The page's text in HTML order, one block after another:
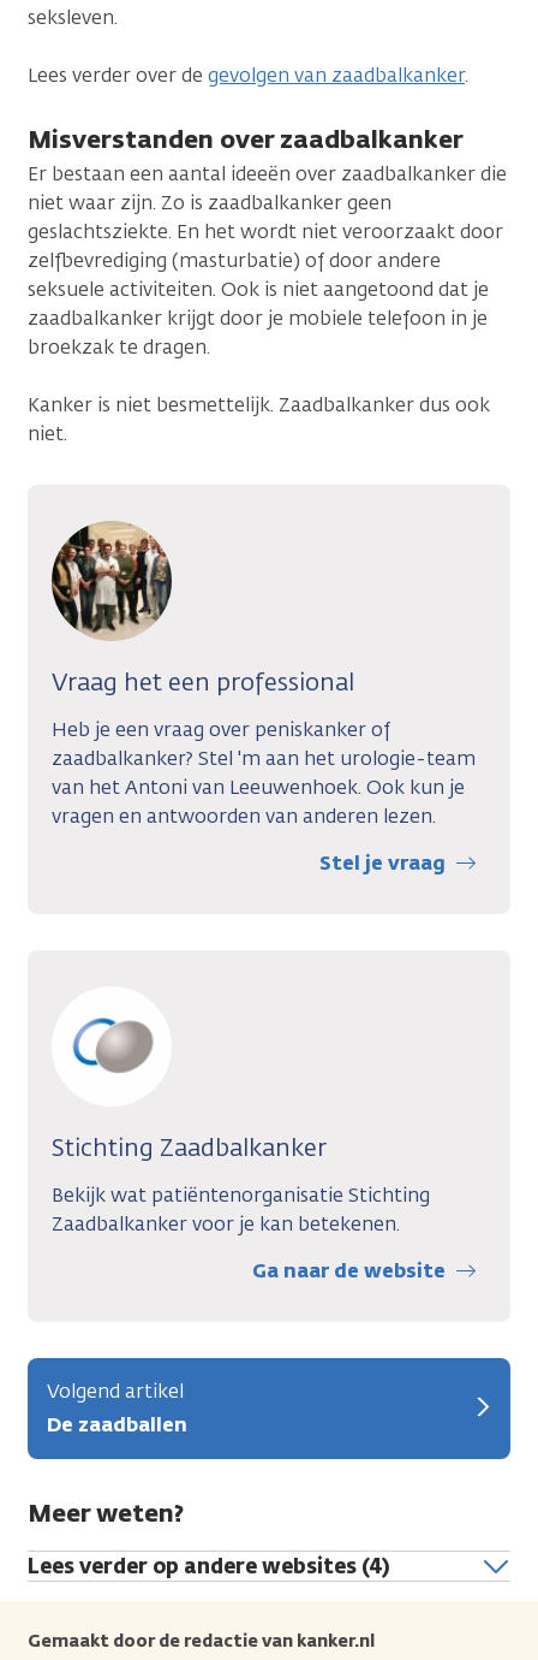
seksleven.
Lees verder over de gevolgen van zaadbalkanker.
Misverstanden over zaadbalkanker
Er bestaan een aantal ideeën over zaadbalkanker die
niet waar zijn. Zo is zaadbalkanker geen
geslachtsziekte. En het wordt niet veroorzaakt door
zelfbevrediging (masturbatie) of door andere
seksuele activiteiten. Ook is niet aangetoond dat je
zaadbalkanker krijgt door je mobiele telefoon in je
broekzak te dragen.
Kanker is niet besmettelijk. Zaadbalkanker dus ook
niet.
Vraag het een professional
Heb je een vraag over peniskanker of
zaadbalkanker? Stel 'm aan het urologie-team
van het Antoni van Leeuwenhoek. Ook kun je
vragen en antwoorden van anderen lezen.
Stel je vraag
Stichting Zaadbalkanker
Bekijk wat patiëntenorganisatie Stichting
Zaadbalkanker voor je kan betekenen.
Ga naar de website
Volgend artikel
De zaadballen
Meer weten?
Lees verder op andere websites (4)
Gemaakt door de redactie van kanker.nl